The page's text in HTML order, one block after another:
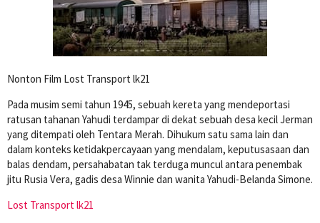
Nonton Film Lost Transport lk21
Pada musim semi tahun 1945, sebuah kereta yang mendeportasi
ratusan tahanan Yahudi terdampar di dekat sebuah desa kecil Jerman
yang ditempati oleh Tentara Merah. Dihukum satu sama lain dan
dalam konteks ketidakpercayaan yang mendalam, keputusasaan dan
balas dendam, persahabatan tak terduga muncul antara penembak
jitu Rusia Vera, gadis desa Winnie dan wanita Yahudi-Belanda Simone.
Lost Transport lk21